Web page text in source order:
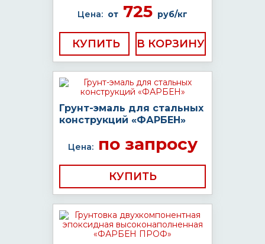
Цена: от 725 руб/кг
КУПИТЬ
Грунт-эмаль для стальных
конструкций «ФАРБЕН»
Цена:по запросу
КУПИТЬ